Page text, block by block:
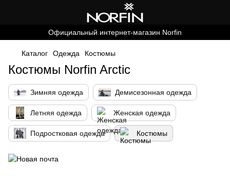
Официальный интернет-магазин Norfin
Каталог Одежда Костюмы
Костюмы Norfin Arctic
Зимняя одежда Демисезонная одежда
Летняя одежда Женская одежда
Подростковая одежда Костюмы